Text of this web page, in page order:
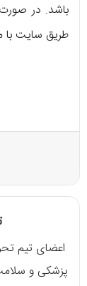
باشد. در صورت
طریق سایت با
اعضای تیم
پزشکی و